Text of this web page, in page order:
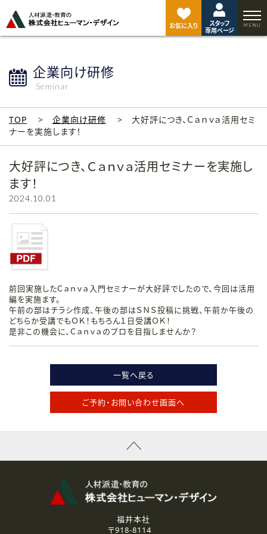
お気に入り
スタッフ
専用ページ
企業向け研修
Seminar
TOP 企業向け研修
大好評につき、Ｃａｎｖａ活用セミ
ナーを実施します！
大好評につき、Ｃａｎｖａ活用セミナーを実施し
ます！
2024.10.01
前回実施したＣａｎｖａ入門セミナーが大好評でしたので、今回は活用
編を実施ます。
午前の部はチラシ作成、午後の部はＳＮＳ投稿に挑戦、午前か午後の
どちらか受講でもＯＫ！もちろん１日受講ＯＫ！
是非この機会に、Ｃａｎｖａのプロを目指しませんか？
一覧へ戻る
ご予約・お問い合わせ画面へ
ジ
ト
福井本社
〒918-8114